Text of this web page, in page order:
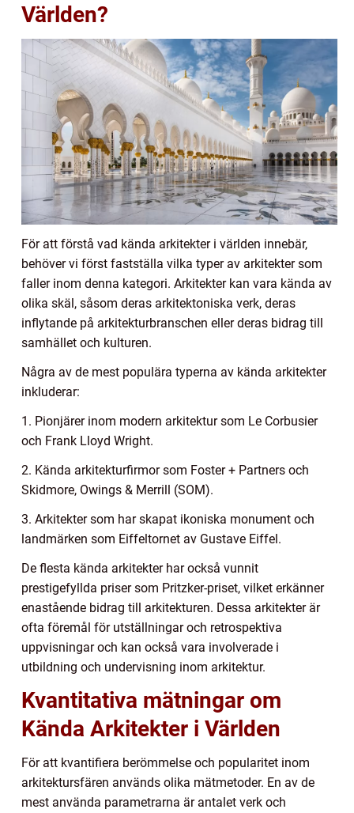
Världen?
För att förstå vad kända arkitekter i världen innebär,
behöver vi först fastställa vilka typer av arkitekter som
faller inom denna kategori. Arkitekter kan vara kända av
olika skäl, såsom deras arkitektoniska verk, deras
inflytande på arkitekturbranschen eller deras bidrag till
samhället och kulturen.
Några av de mest populära typerna av kända arkitekter
inkluderar:
1. Pionjärer inom modern arkitektur som Le Corbusier
och Frank Lloyd Wright.
2. Kända arkitekturfirmor som Foster + Partners och
Skidmore, Owings & Merrill (SOM).
3. Arkitekter som har skapat ikoniska monument och
landmärken som Eiffeltornet av Gustave Eiffel.
De flesta kända arkitekter har också vunnit
prestigefyllda priser som Pritzker-priset, vilket erkänner
enastående bidrag till arkitekturen. Dessa arkitekter är
ofta föremål för utställningar och retrospektiva
uppvisningar och kan också vara involverade i
utbildning och undervisning inom arkitektur.
Kvantitativa mätningar om
Kända Arkitekter i Världen
För att kvantifiera berömmelse och popularitet inom
arkitektursfären används olika mätmetoder. En av de
mest använda parametrarna är antalet verk och